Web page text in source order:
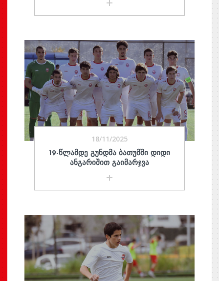
18/11/2025
19-ᲬᲚᲐᲛᲓᲔ ᲒᲣᲜᲓᲛᲐ ᲑᲐᲗᲣᲛᲨᲘ ᲓᲘᲓᲘ
ᲐᲜᲒᲐᲠᲘᲨᲘᲗ ᲒᲐᲘᲛᲐᲠᲯᲕᲐ